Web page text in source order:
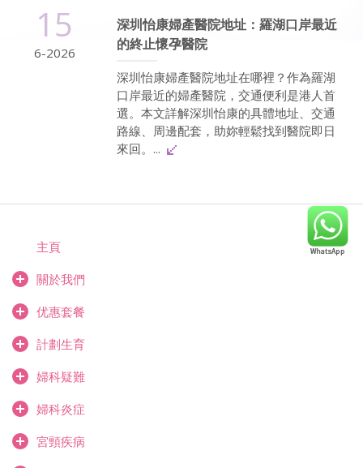
15
6-2026
深圳怡康婦產醫院地址：羅湖口岸最近
的終止懷孕醫院
深圳怡康婦產醫院地址在哪裡？作為羅湖
口岸最近的婦產醫院，交通便利是港人首
選。本文詳解深圳怡康的具體地址、交通
路線、周邊配套，助妳輕鬆找到醫院即日
來回。...
主頁
關於我們
优惠套餐
計劃生育
婦科疑難
婦科炎症
宮頸疾病